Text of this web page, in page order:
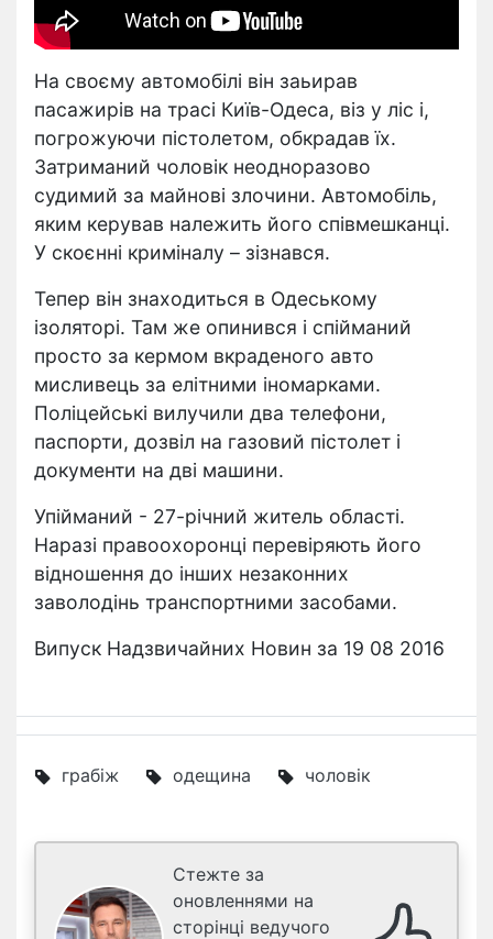
На своєму автомобілі він заьирав
пасажирів на трасі Київ-Одеса, віз у ліс і,
погрожуючи пістолетом, обкрадав їх.
Затриманий чоловік неодноразово
судимий за майнові злочини. Автомобіль,
яким керував належить його співмешканці.
У скоєнні криміналу – зізнався.
Тепер він знаходиться в Одеському
ізоляторі. Там же опинився і спійманий
просто за кермом вкраденого авто
мисливець за елітними іномарками.
Поліцейські вилучили два телефони,
паспорти, дозвіл на газовий пістолет і
документи на дві машини.
Упійманий - 27-річний житель області.
Наразі правоохоронці перевіряють його
відношення до інших незаконних
заволодінь транспортними засобами.
Випуск Надзвичайних Новин за 19 08 2016
грабіж одещина чоловік
Стежте за
оновленнями на
сторінці ведучого